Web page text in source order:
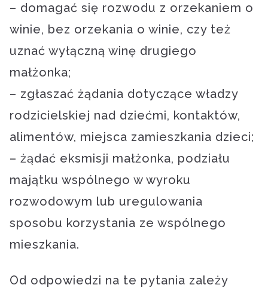
– domagać się rozwodu z orzekaniem o
winie, bez orzekania o winie, czy też
uznać wyłączną winę drugiego
małżonka;
– zgłaszać żądania dotyczące władzy
rodzicielskiej nad dziećmi, kontaktów,
alimentów, miejsca zamieszkania dzieci;
– żądać eksmisji małżonka, podziału
majątku wspólnego w wyroku
rozwodowym lub uregulowania
sposobu korzystania ze wspólnego
mieszkania.
Od odpowiedzi na te pytania zależy